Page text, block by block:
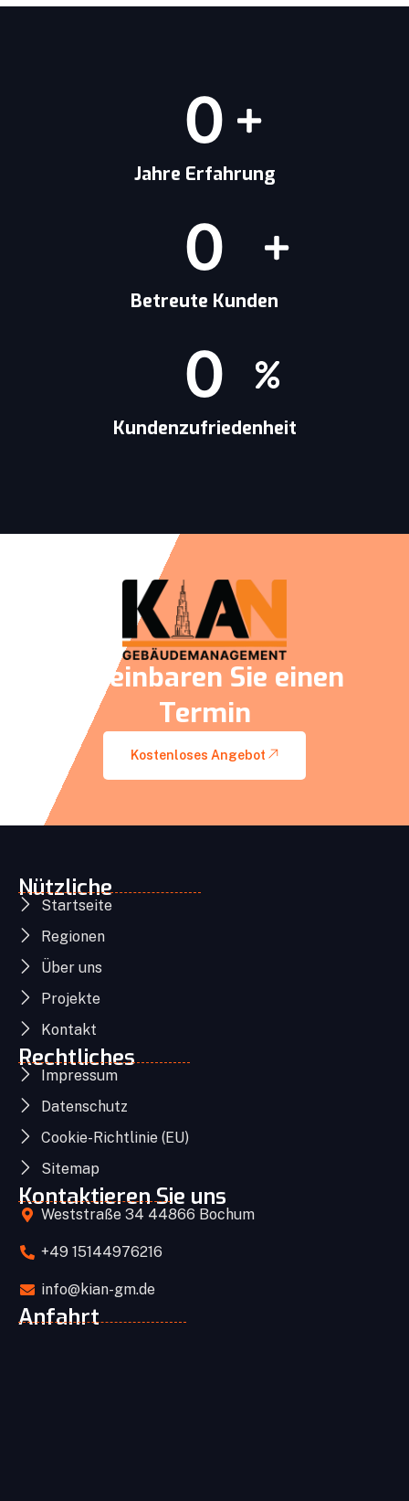
Jahre Erfahrung
0
Betreute Kunden
0
Kundenzufriedenheit
0
Vereinbaren Sie einen
Termin
Kostenloses Angebot
Nützliche
Startseite
Regionen
Über uns
Projekte
Kontakt
Rechtliches
Impressum
Datenschutz
Cookie-Richtlinie (EU)
Sitemap
Kontaktieren Sie uns
Weststraße 34 44866 Bochum
+49 15144976216
info@kian-gm.de
Anfahrt